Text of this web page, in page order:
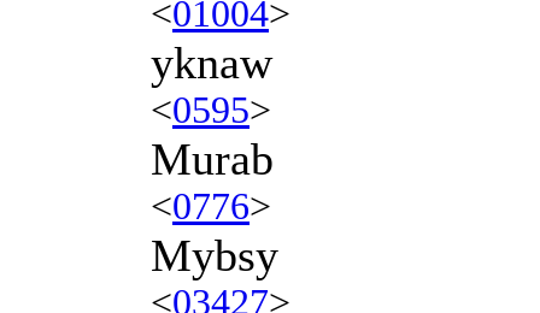
<01004>
yknaw
<0595>
Murab
<0776>
Mybsy
<03427>